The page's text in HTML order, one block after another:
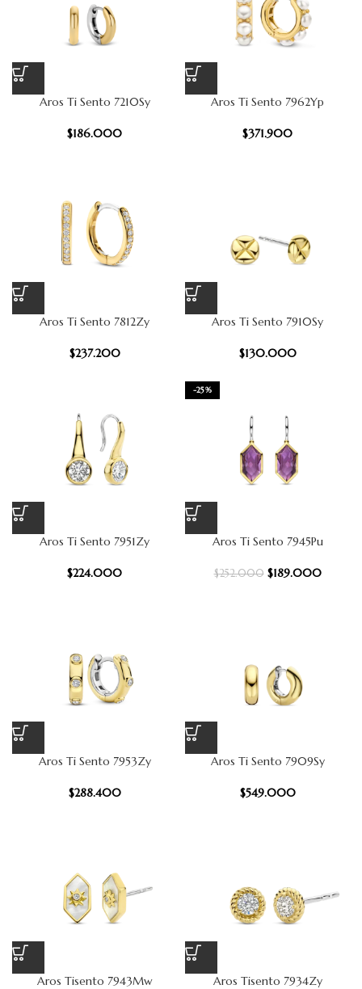
Aros Ti Sento 7210Sy
$186.000
Aros Ti Sento 7962Yp
$371.900
Aros Ti Sento 7812Zy
$237.200
Aros Ti Sento 7910Sy
$130.000
Aros Ti Sento 7951Zy
$224.000
-25%
Aros Ti Sento 7945Pu
$252.000 $189.000
Aros Ti Sento 7953Zy
$288.400
Aros Ti Sento 7909Sy
$549.000
Aros Tisento 7943Mw Aros Tisento 7934Zy